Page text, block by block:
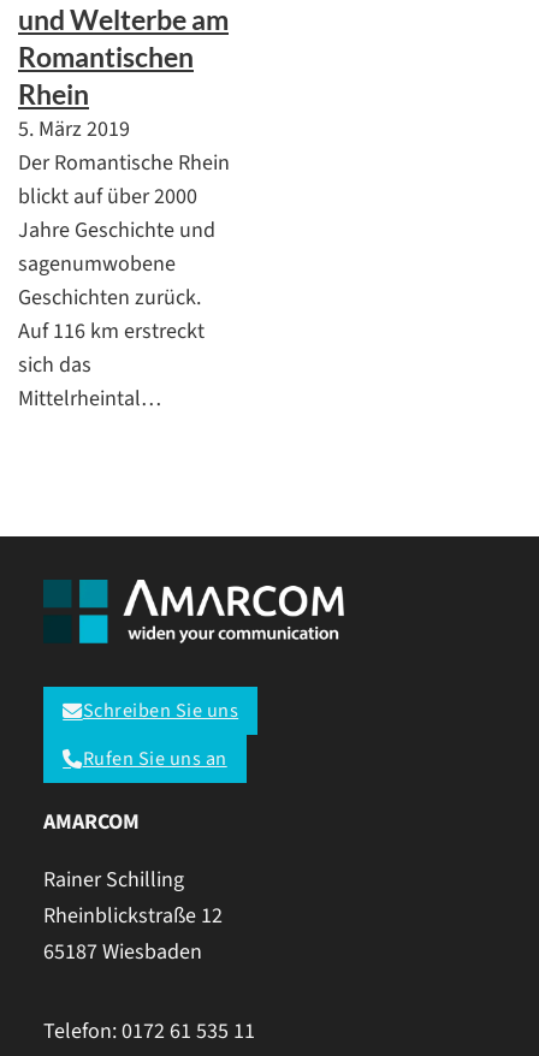
und Welterbe am
Romantischen
Rhein
5. März 2019
Der Romantische Rhein
blickt auf über 2000
Jahre Geschichte und
sagenumwobene
Geschichten zurück.
Auf 116 km erstreckt
sich das
Mittelrheintal…
Schreiben Sie uns
Rufen Sie uns an
AMARCOM
Rainer Schilling
Rheinblickstraße 12
65187 Wiesbaden
Telefon: 0172 61 535 11